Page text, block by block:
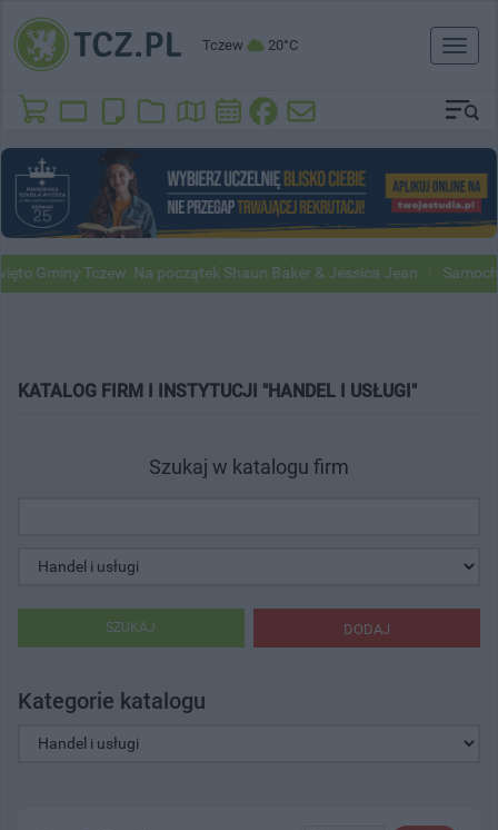
Tczew 20°C
Toggle
Gminy Tczew. Na początek Shaun Baker & Jessica Jean
KATALOG FIRM I INSTYTUCJI "HANDEL I USŁUGI"
Szukaj w katalogu firm
DODAJ
SZUKAJ
Kategorie katalogu